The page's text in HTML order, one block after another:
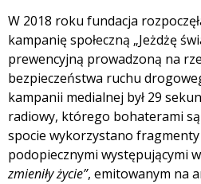
W 2018 roku fundacja
kampanię społeczną „Jeżdżę
prewencyjną prowadzoną na
bezpieczeństwa ruchu
kampanii medialnej był 29
radiowy, którego bohaterami
spocie wykorzystano
podopiecznymi występującymi
zmieniły życie”, emitowanym na